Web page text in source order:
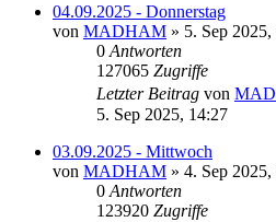
04.09.2025 - Donnerstag
von MADHAM » 5. Sep
0 Antworten
127065 Zugriffe
Letzter Beitrag von
5. Sep 2025, 14:27
03.09.2025 - Mittwoch
von MADHAM » 4. Sep 2025,
0 Antworten
123920 Zugriffe